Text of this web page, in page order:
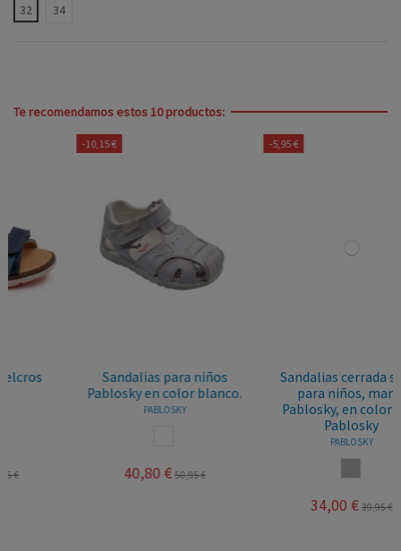
32
34
Te recomendamos estos 10 productos:
-5,95 €
Sandalias cerrada sport
para niños, marca
Pablosky, en color gris.
GRIS
-12,40 €
Sandalias para niños,
marca Pablosky, en
navy. Pablosky 518023
PABLOSKY